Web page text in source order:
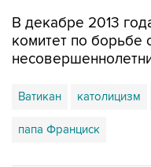
В декабре 2013
комитет по борьбе
Ватикан католицизм
папа Франциск